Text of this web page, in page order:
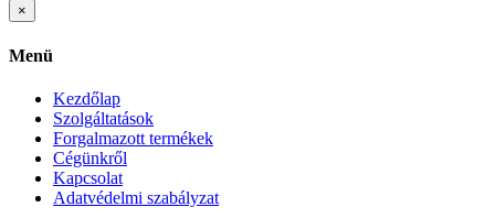
Close
product
view
×
Menü
Kezdőlap
Szolgáltatások
Forgalmazott termékek
Cégünkről
Kapcsolat
Adatvédelmi szabályzat